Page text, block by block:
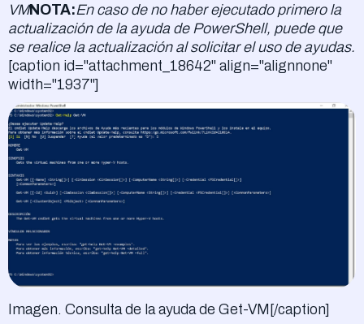
VMNOTA:En caso de no haber ejecutado primero la
actualización de la ayuda de PowerShell, puede que
se realice la actualización al solicitar el uso de ayudas.
[caption id="attachment_18642" align="alignnone"
width="1937"]
Imagen. Consulta de la ayuda de Get-VM[/caption]